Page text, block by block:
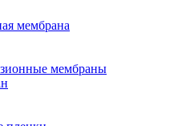
мембрана
мембраны